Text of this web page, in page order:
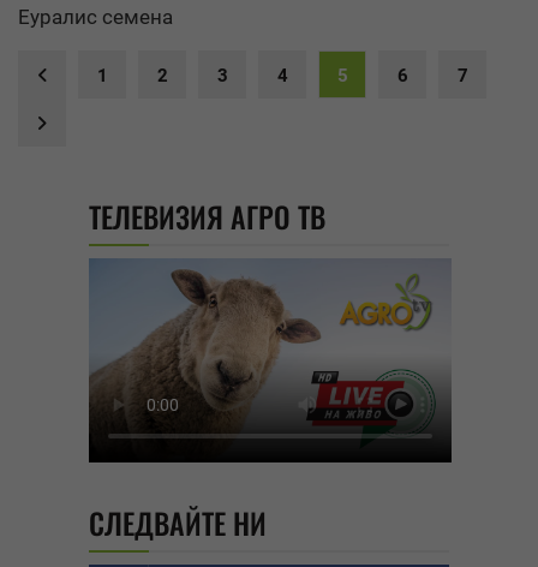
Еуралис семена
1 2 3 4 5 6 7
ТЕЛЕВИЗИЯ АГРО ТВ
СЛЕДВАЙТЕ НИ